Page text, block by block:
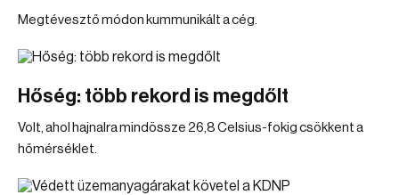
Megtévesztő módon kummunikált a cég.
Hőség: több rekord is megdőlt
Volt, ahol hajnalra mindössze 26,8 Celsius-fokig csökkent a
hőmérséklet.